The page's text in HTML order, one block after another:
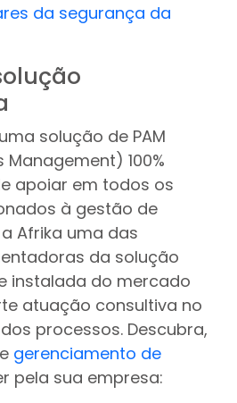
da segurança da
solução de PAM
Management) 100%
apoiar em todos os
à gestão de
Afrika uma das
da solução
instalada do mercado
atuação consultiva no
processos. Descubra,
gerenciamento de
pela sua empresa: